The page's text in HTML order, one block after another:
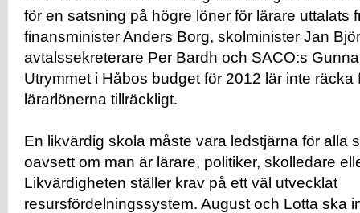
för en satsning på högre löner för lärare uttalats
finansminister Anders Borg, skolminister Jan
avtalssekreterare Per Bardh och SACO:s
Utrymmet i Håbos budget för 2012 lär inte räcka
lärarlönerna tillräckligt.
En likvärdig skola måste vara ledstjärna för alla
oavsett om man är lärare, politiker, skolledare
Likvärdigheten ställer krav på ett väl utvecklat
resursfördelningssystem. August och Lotta ska